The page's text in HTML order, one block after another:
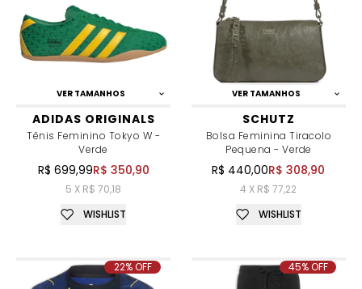
VER TAMANHOS
ADIDAS ORIGINALS
Tênis Feminino Tokyo W -
Verde
R$ 699,99R$ 350,90
5 X R$ 70,18
WISHLIST
VER TAMANHOS
SCHUTZ
Bolsa Feminina Tiracolo
Pequena - Verde
R$ 440,00R$ 308,90
4 X R$ 77,22
WISHLIST
22% OFF 45% OFF